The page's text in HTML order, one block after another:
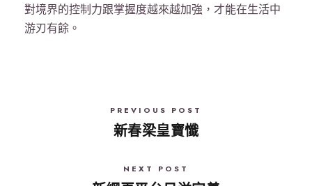
對境界的控制力跟掌握度越來越加強，才能在生活中
游刃有餘。
PREVIOUS POST
新春梁皇寶懺
NEXT POST